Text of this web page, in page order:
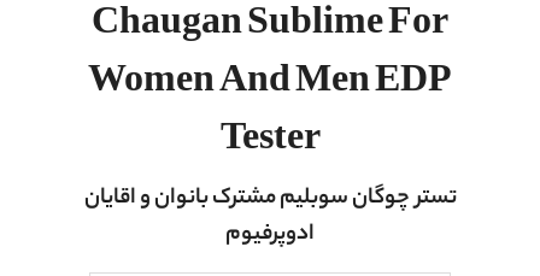
Chaugan Sublime For
Women And Men EDP
Tester
تستر چوگان سوبلیم مشترک بانوان و اقایان
ادوپرفیوم